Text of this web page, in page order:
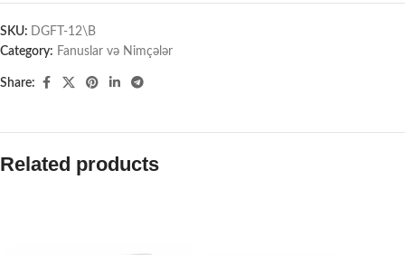
SKU:
DGFT-12\B
Category: Fanuslar və Nimçələr
Share:
Related products